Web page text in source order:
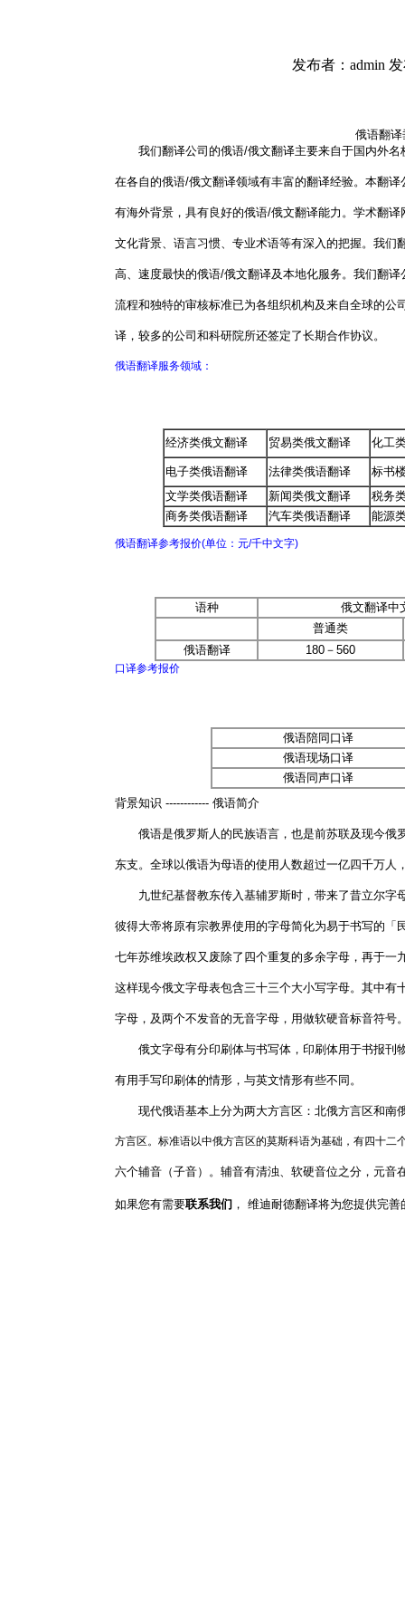
发布者：admin
俄语翻译
我们翻译公司的俄语/俄文翻译主要来自于国内外名
在各自的俄语/俄文翻译领域有丰富的翻译经验。本翻
有海外背景，具有良好的俄语/俄文翻译能力。学术翻
文化背景、语言习惯、专业术语等有深入的把握。我们
高、速度最快的俄语/俄文翻译及本地化服务。我们翻
流程和独特的审核标准已为各组织机构及来自全球的公
译，较多的公司和科研院所还签定了长期合作协议。
俄语翻译服务领域：
经济类俄文翻译 贸易类俄文翻译 化工
电子类俄语翻译 法律类俄语翻译
标书
文学类俄语翻译
新闻类俄文翻译
税务
商务类俄语翻译
汽车类俄语翻译 能源
俄语翻译参考报价(单位：元/千中文字)
语种
俄文翻译中
普通类
俄语翻译
180－560
口译参考报价
俄语陪同口译
俄语现场口译
俄语同声口译
背景知识 ------------ 俄语简介
俄语是俄罗斯人的民族语言，也是前苏联及现今俄
东支。全球以俄语为母语的使用人数超过一亿四千万人
九世纪基督教东传入基辅罗斯时，带来了昔立尔字
彼得大帝将原有宗教界使用的字母简化为易于书写的「
七年苏维埃政权又废除了四个重复的多余字母，再于一
这样现今俄文字母表包含三十三个大小写字母。其中有
字母，及两个不发音的无音字母，用做软硬音标音符号
俄文字母有分印刷体与书写体，印刷体用于书报刊
有用手写印刷体的情形，与英文情形有些不同。
现代俄语基本上分为两大方言区：北俄方言区和南
方言区。标准语以中俄方言区的莫斯科语为基础，有四十二
六个辅音（子音）。辅音有清浊、软硬音位之分，元音
如果您有需要联系我们 ， 维迪耐德翻译将为您提供完善